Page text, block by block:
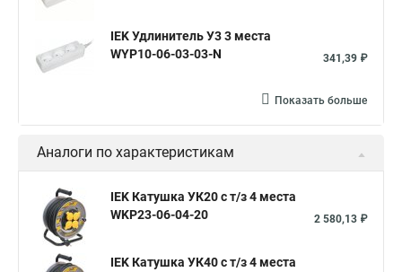
IEK Удлинитель У3 3 места
WYP10-06-03-03-N
341,39 ₽
Показать больше
Аналоги по характеристикам
IEK Катушка УК20 с т/з 4 места
WKP23-06-04-20
2 580,13 ₽
IEK Катушка УК40 с т/з 4 места